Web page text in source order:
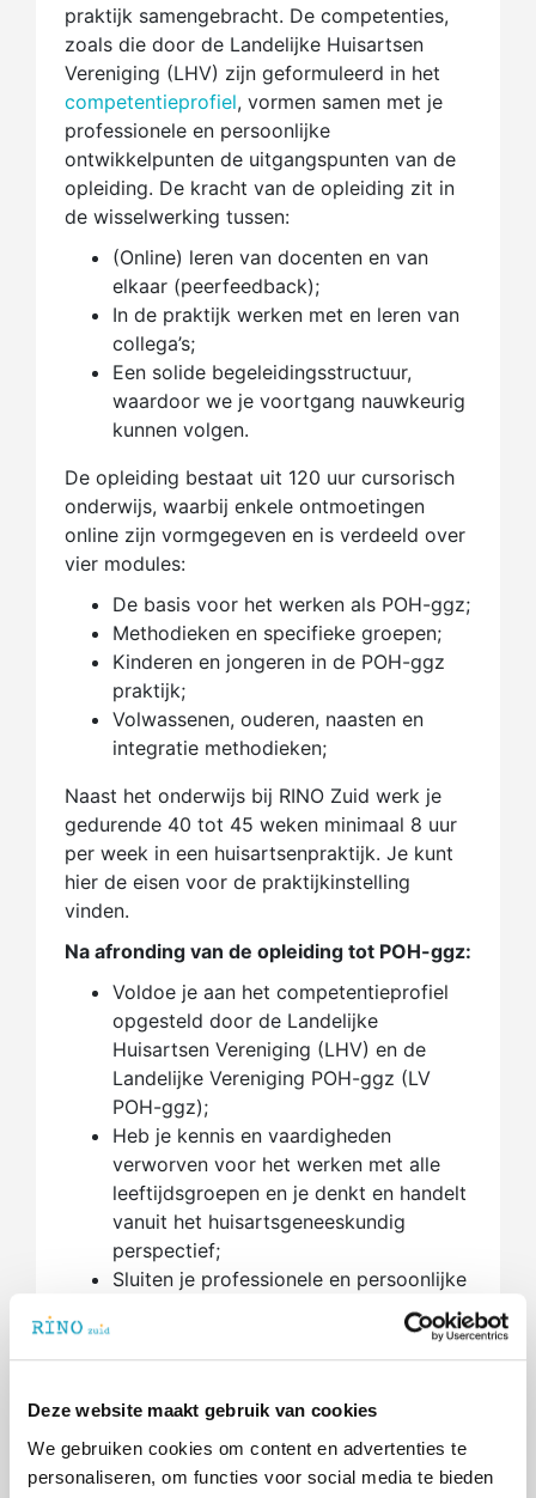
Deze website maakt gebruik van cookies
We gebruiken cookies om content en advertenties te
personaliseren, om functies voor social media te bieden
praktijk samengebracht. De competenties,
zoals die door de Landelijke Huisartsen
Vereniging (LHV) zijn geformuleerd in het
competentieprofiel, vormen samen met je
professionele en persoonlijke
ontwikkelpunten de uitgangspunten van de
opleiding. De kracht van de opleiding zit in
de wisselwerking tussen:
(Online) leren van docenten en van
elkaar (peerfeedback);
In de praktijk werken met en leren van
collega’s;
Een solide begeleidingsstructuur​,
waardoor we je voortgang nauwkeurig
kunnen volgen.
De opleiding bestaat uit 120 uur cursorisch
onderwijs, waarbij enkele ontmoetingen
online zijn vormgegeven en is verdeeld over
vier modules:
De basis voor het werken als POH-ggz;
Methodieken en specifieke groepen;
Kinderen en jongeren in de POH-ggz
praktijk;
Volwassenen, ouderen, naasten en
integratie methodieken;
Naast het onderwijs bij RINO Zuid werk je
gedurende 40 tot 45 weken minimaal 8 uur
per week in een huisartsenpraktijk. Je kunt
hier de eisen voor de praktijkinstelling
vinden.
Na afronding van de opleiding tot POH-ggz:
Voldoe je aan het competentieprofiel
opgesteld door de Landelijke
Huisartsen Vereniging (LHV) en de
Landelijke Vereniging POH-ggz (LV
POH-ggz);
Heb je kennis en vaardigheden
verworven voor het werken met alle
leeftijdsgroepen en je denkt en handelt
vanuit het huisartsgeneeskundig
perspectief;
Sluiten je professionele en persoonlijke
huisartsenpraktijk.
Begeleidingsstructuur en eisen aan werk-
of stageplaats
De kracht van de opleiding zit in de